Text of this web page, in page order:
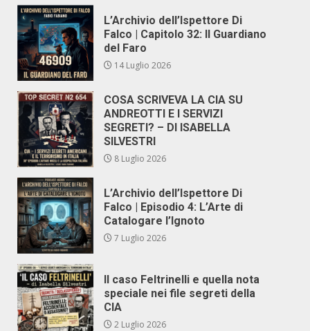
L’Archivio dell’Ispettore Di
Falco | Capitolo 32: Il Guardiano
del Faro
14 Luglio 2026
COSA SCRIVEVA LA CIA SU
ANDREOTTI E I SERVIZI
SEGRETI? – DI ISABELLA
SILVESTRI
8 Luglio 2026
L’Archivio dell’Ispettore Di
Falco | Episodio 4: L’Arte di
Catalogare l’Ignoto
7 Luglio 2026
Il caso Feltrinelli e quella nota
speciale nei file segreti della
CIA
2 Luglio 2026